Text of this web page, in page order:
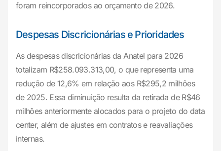
foram reincorporados ao orçamento de 2026.
Despesas Discricionárias e Prioridades
As despesas discricionárias da Anatel para 2026
totalizam R$258.093.313,00, o que representa uma
redução de 12,6% em relação aos R$295,2 milhões
de 2025. Essa diminuição resulta da retirada de R$46
milhões anteriormente alocados para o projeto do data
center, além de ajustes em contratos e reavaliações
internas.